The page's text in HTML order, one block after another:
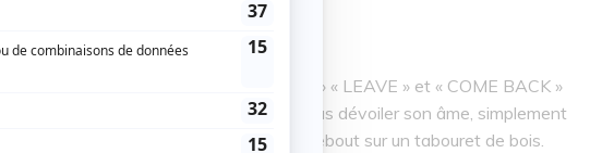
la danseuse a écrit à la craie « STAY » « LEAVE » et « COME BACK »
Puis, elle s'est dévêtu pour nous dévoiler son âme, simplement
et elle a commencé sa performance debout sur un tabouret de bois.